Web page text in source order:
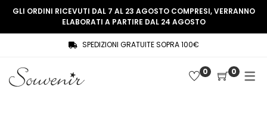
SHOP
Souvenir Privée
COLLEZIONE
THREE WOMEN, ONE MEMORY
GLI ORDINI RICEVUTI DAL 7 AL 23 AGOSTO COMPRESI, VERRANNO
ELABORATI A PARTIRE DAL 24 AGOSTO
SPEDIZIONI GRATUITE SOPRA 100€
0 0